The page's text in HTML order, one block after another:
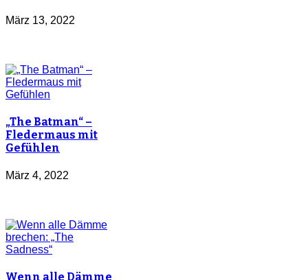
März 13, 2022
„The Batman“ –
Fledermaus mit
Gefühlen
März 4, 2022
Wenn alle Dämme